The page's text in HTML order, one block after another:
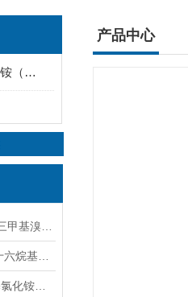
十六烷基三甲基溴化铵（1631溴型）
产品中心